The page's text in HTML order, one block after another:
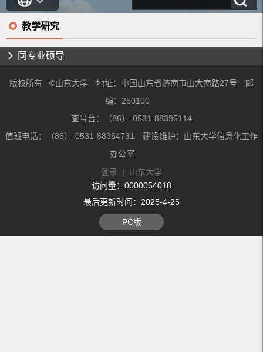
教学研究
同专业硕导
版权所有 ©山东大学 地址：中国山东省济南市山大南路27号 邮
编：250100
查号台：（86）-0531-88395114
值班电话：（86）-0531-88364731 建设维护：山东大学信息化工作
办公室
登录 | 山东大学
访问量： 0000054018
最后更新时间： 2025-4-25
PC版